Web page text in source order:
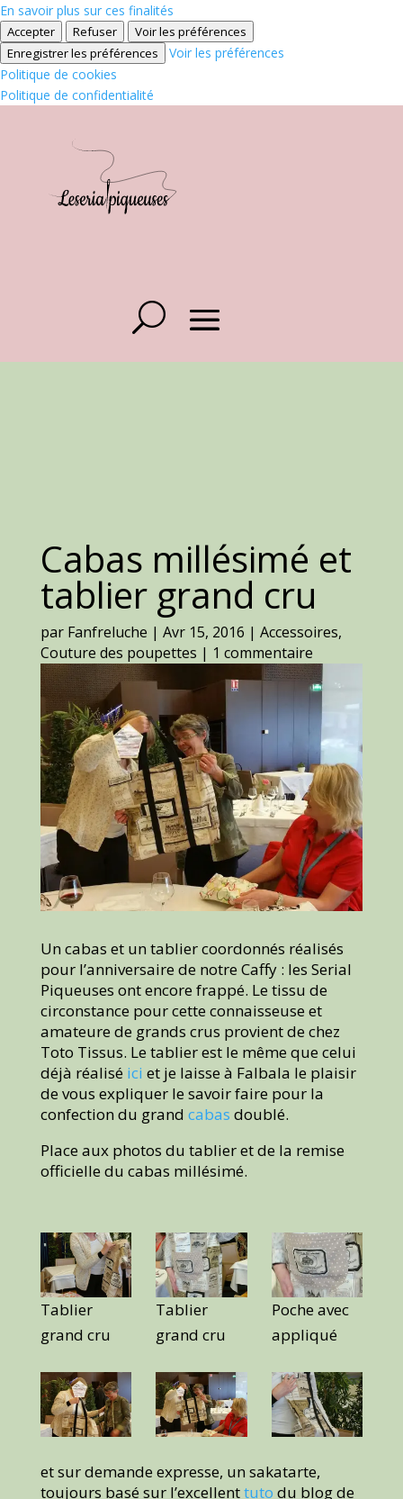
En savoir plus sur ces finalités
Accepter Refuser
Voir les préférences
Enregistrer les préférences
Voir les préférences
Politique de cookies
Politique de confidentialité
Cabas millésimé et
tablier grand cru
par Fanfreluche | Avr 15, 2016 | Accessoires,
Couture des poupettes | 1 commentaire
Un cabas et un tablier coordonnés réalisés
pour l’anniversaire de notre Caffy : les Serial
Piqueuses ont encore frappé. Le tissu de
circonstance pour cette connaisseuse et
amateure de grands crus provient de chez
Toto Tissus. Le tablier est le même que celui
déjà réalisé ici et je laisse à Falbala le plaisir
de vous expliquer le savoir faire pour la
confection du grand cabas doublé.
Place aux photos du tablier et de la remise
officielle du cabas millésimé.
Tablier
grand cru
Tablier
grand cru
Poche avec
appliqué
et sur demande expresse, un sakatarte,
toujours basé sur l’excellenttuto du blog de